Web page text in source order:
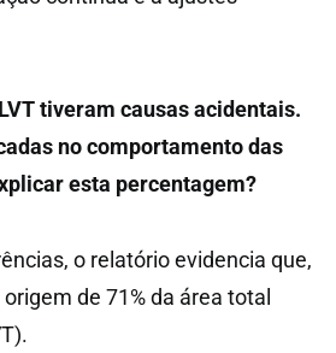
tiveram causas acidentais.
no comportamento das
esta percentagem?
o relatório evidencia que,
de 71% da área total